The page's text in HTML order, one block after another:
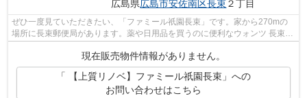
広島県広島市安佐南区長束２丁目
ぜひ一度見ていただきたい、「ファミール祇園長束」です。家から270mの
場所に長束郵便局があります。薬や日用品を買うのに便利なウォンツ 長束店
現在販売物件情報がありません。
「 【上質リノベ】ファミール祇園長束」への
お問い合わせはこちら